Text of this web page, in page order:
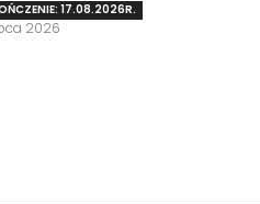
17.08.2026R.
2026